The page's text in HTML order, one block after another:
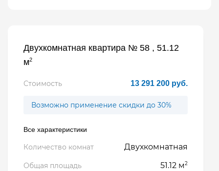
Двухкомнатная квартира № 58 , 51.12
м2
Стоимость 13 291 200 руб.
Возможно применение скидки до 30%
Все характеристики
Количество комнат Двухкомнатная
Общая площадь 51.12 м2